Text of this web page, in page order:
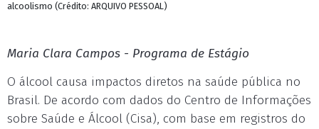
alcoolismo (Crédito: ARQUIVO PESSOAL)
Maria Clara Campos - Programa de Estágio
O álcool causa impactos diretos na saúde pública no
Brasil. De acordo com dados do Centro de Informações
sobre Saúde e Álcool (Cisa), com base em registros do